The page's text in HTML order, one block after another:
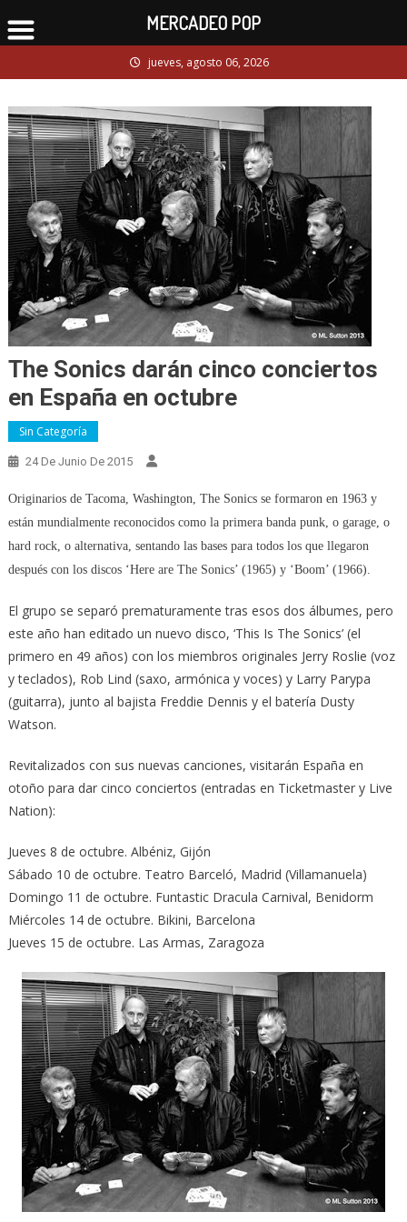
to
jueves, agosto 06, 2026
The Sonics darán cinco conciertos
en España en octubre
Sin Categoría
24 De Junio De 2015
Originarios de Tacoma, Washington, The Sonics se formaron en 1963 y
están mundialmente reconocidos como la primera banda punk, o garage, o
hard rock, o alternativa, sentando las bases para todos los que llegaron
después con los discos ‘Here are The Sonics’ (1965) y ‘Boom’ (1966).
El grupo se separó prematuramente tras esos dos álbumes, pero
este año han editado un nuevo disco, ‘This Is The Sonics’ (el
primero en 49 años) con los miembros originales Jerry Roslie (voz
y teclados), Rob Lind (saxo, armónica y voces) y Larry Parypa
(guitarra), junto al bajista Freddie Dennis y el batería Dusty
Watson.
Revitalizados con sus nuevas canciones, visitarán España en
otoño para dar cinco conciertos (entradas en Ticketmaster y Live
Nation):
Jueves 8 de octubre. Albéniz, Gijón
Sábado 10 de octubre. Teatro Barceló, Madrid (Villamanuela)
Domingo 11 de octubre. Funtastic Dracula Carnival, Benidorm
Miércoles 14 de octubre. Bikini, Barcelona
Jueves 15 de octubre. Las Armas, Zaragoza
MERCADEO POP